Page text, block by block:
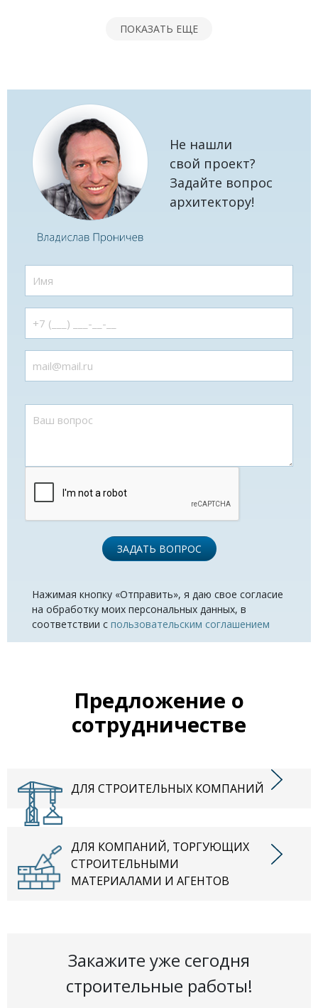
ПОКАЗАТЬ ЕЩЕ
Не нашли
свой проект?
Задайте вопрос
архитектору!
ЗАДАТЬ ВОПРОС
Нажимая кнопку «Отправить», я даю свое согласие
на обработку моих персональных данных, в
соответствии с пользовательским соглашением
Предложение о
сотрудничестве
ДЛЯ СТРОИТЕЛЬНЫХ КОМПАНИЙ
ДЛЯ КОМПАНИЙ, ТОРГУЮЩИХ
СТРОИТЕЛЬНЫМИ
МАТЕРИАЛАМИ И АГЕНТОВ
Закажите уже сегодня
строительные работы!